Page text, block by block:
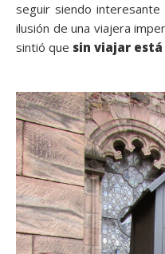
seguir siendo
ilusión de una viajera
sintió que sin viajar